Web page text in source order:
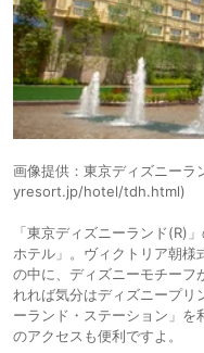
画像提供：東京ディズニー
yresort.jp/hotel/tdh.html)
「東京ディズニーランド(R)
ホテル」。ヴィクトリア朝様
の中に、ディズニーモチーフ
れれば気分はディズニープリ
ーランド・ステーション」を
のアクセスも便利ですよ。